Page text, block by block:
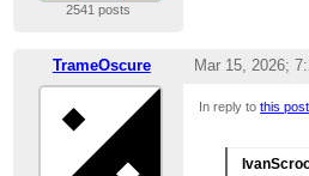
2541 posts
TrameOscure Mar 15, 2026;
In reply tothis post